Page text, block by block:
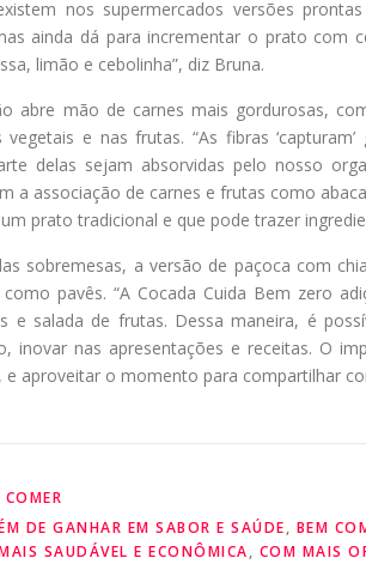
nos supermercados versões
ainda dá para incrementar o prato com
limão e cebolinha”, diz Bruna.
abre mão de carnes mais gordurosas,
vegetais e nas frutas. “As fibras
delas sejam absorvidas pelo nosso
a associação de carnes e frutas como
prato tradicional e que pode trazer
sobremesas, a versão de paçoca com
pavês. “A Cocada Cuida Bem zero
e salada de frutas. Dessa maneira, é
inovar nas apresentações e receitas. O
e aproveitar o momento para compartilhar
COMER
DE GANHAR EM SABOR E SAÚDE, BEM
SAUDÁVEL E ECONÔMICA, COM MAIS